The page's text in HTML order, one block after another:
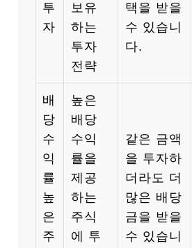
투
자
보유
하는
투자
전략
택을 받을
수 있습니
다.
배
당
수
익
률
높
은
주
높은
배당
수익
률을
제공
하는
주식
에 투
같은 금액
을 투자하
더라도 더
많은 배당
금을 받을
수 있습니